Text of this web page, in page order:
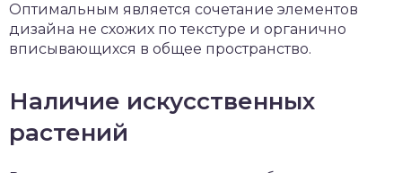
Оптимальным является сочетание элементов
дизайна не схожих по текстуре и органично
вписывающихся в общее пространство.
Наличие искусственных
растений